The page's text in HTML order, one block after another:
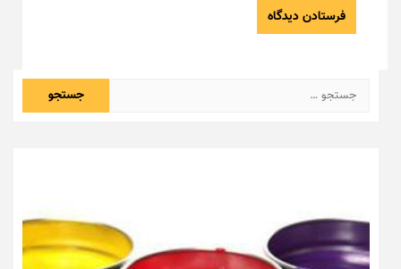
جستجو
برای: